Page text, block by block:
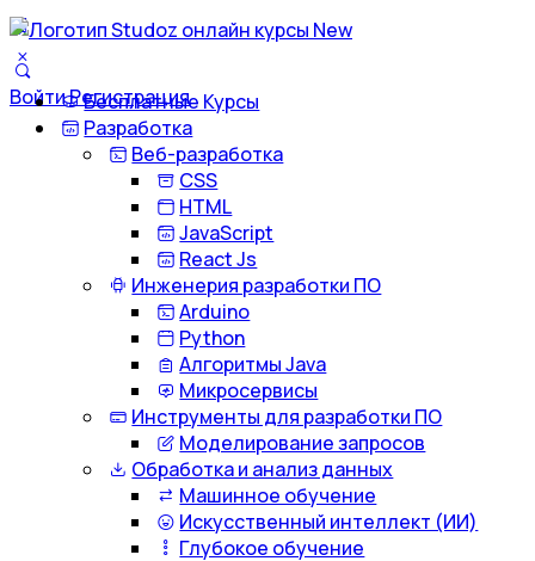
ВойтиРегистрация
Бесплатные Курсы
Разработка
Веб-разработка
CSS
HTML
JavaScript
React Js
Инженерия разработки ПО
Arduino
Python
Алгоритмы Java
Микросервисы
Инструменты для разработки ПО
Моделирование запросов
Обработка и анализ данных
Машинное обучение
Искусственный интеллект (ИИ)
Глубокое обучение